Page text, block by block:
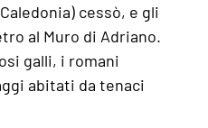
cessò, e gli
al Muro di Adriano.
galli, i romani
abitati da tenaci